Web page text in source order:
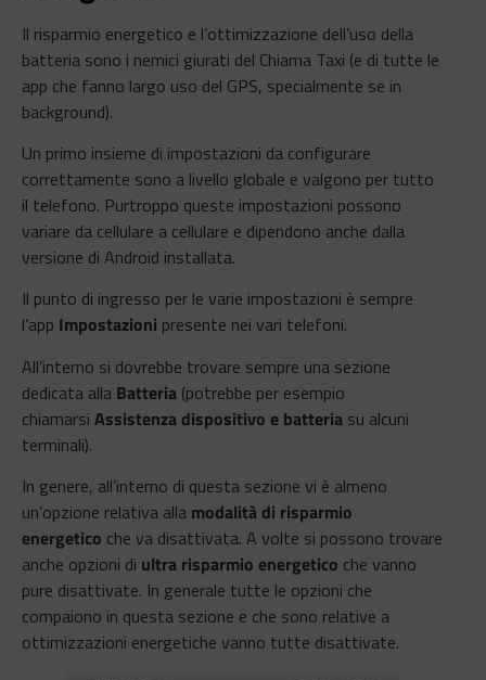
Il risparmio energetico e l’ottimizzazione dell’uso della
batteria sono i nemici giurati del Chiama Taxi (e di tutte le
app che fanno largo uso del GPS, specialmente se in
background).
Un primo insieme di impostazioni da configurare
correttamente sono a livello globale e valgono per tutto
il telefono. Purtroppo queste impostazioni possono
variare da cellulare a cellulare e dipendono anche dalla
versione di Android installata.
Il punto di ingresso per le varie impostazioni è sempre
l’app Impostazioni presente nei vari telefoni.
All’interno si dovrebbe trovare sempre una sezione
dedicata alla Batteria (potrebbe per esempio
chiamarsi Assistenza dispositivo e batteria su alcuni
terminali).
In genere, all’interno di questa sezione vi è almeno
un’opzione relativa alla modalità di risparmio
energetico che va disattivata. A volte si possono trovare
anche opzioni di ultra risparmio energetico che vanno
pure disattivate. In generale tutte le opzioni che
compaiono in questa sezione e che sono relative a
ottimizzazioni energetiche vanno tutte disattivate.